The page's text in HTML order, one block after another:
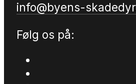
info@byens-
Følg os på: